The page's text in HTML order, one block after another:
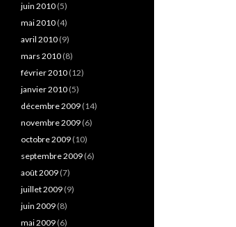
juin 2010 (5)
mai 2010 (4)
avril 2010 (9)
mars 2010 (8)
février 2010 (12)
janvier 2010 (5)
décembre 2009 (14)
novembre 2009 (6)
octobre 2009 (10)
septembre 2009 (6)
août 2009 (7)
juillet 2009 (9)
juin 2009 (8)
mai 2009 (6)